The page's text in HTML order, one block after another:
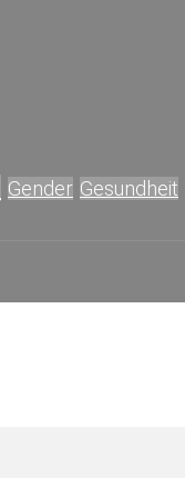
Gender Gesundheit